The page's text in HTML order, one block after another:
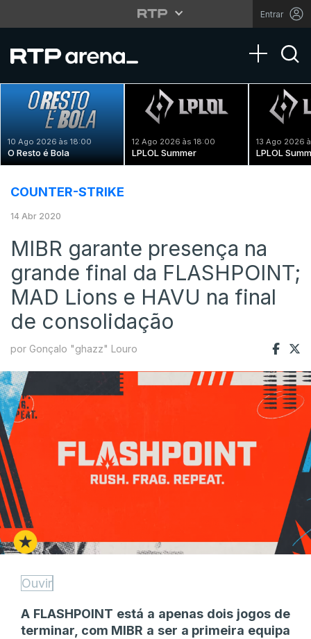
Entrar
Toggle
10 Ago 2026 às 18:00
O Resto é Bola
12 Ago 2026 às 18:00
LPLOL Summer
13 Ago 2026
LPLOL
COUNTER-STRIKE
14 Abr 2020
MIBR garante presença na
grande final da FLASHPOINT;
MAD Lions e HAVU na final
de consolidação
por Gonçalo "ghazz" Louro
Ouvir
A FLASHPOINT está a apenas dois jogos de
terminar, com MIBR a ser a primeira equipa